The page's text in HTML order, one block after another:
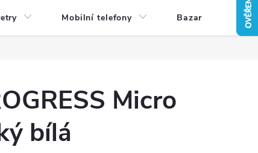
Mobilní telefony Bazar Servis
Micro
bílá